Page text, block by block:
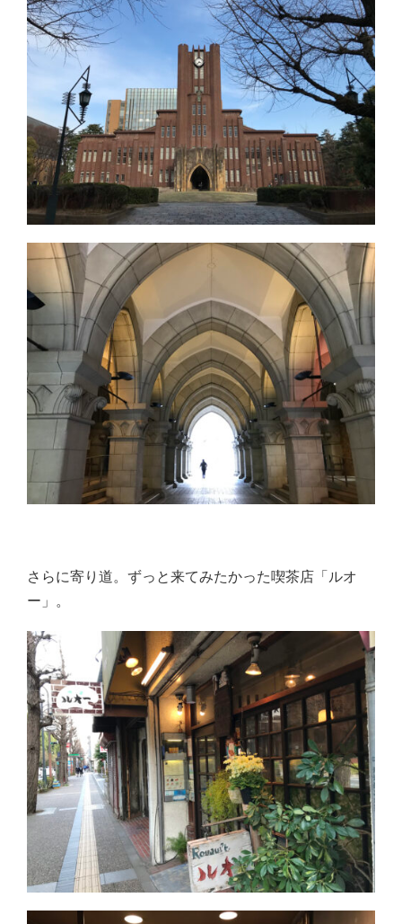
さらに寄り道。ずっと来てみたかった喫茶店「ルオ
ー」。